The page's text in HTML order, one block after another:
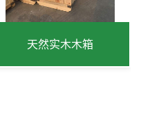
天然实木木箱